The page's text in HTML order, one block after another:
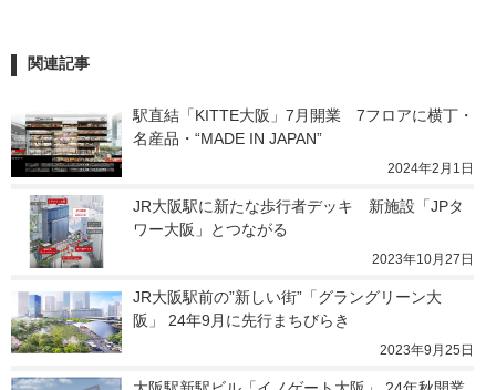
関連記事
駅直結「KITTE大阪」7月開業　7フロアに横丁・
名産品・“MADE IN JAPAN”
2024年2月1日
JR大阪駅に新たな歩行者デッキ　新施設「JPタ
ワー大阪」とつながる
2023年10月27日
JR大阪駅前の”新しい街”「グラングリーン大
阪」 24年9月に先行まちびらき
2023年9月25日